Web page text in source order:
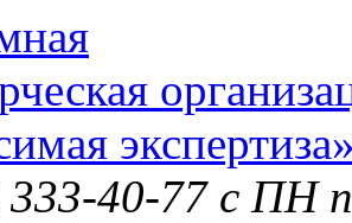
40-77 с ПН